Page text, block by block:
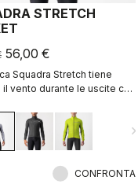
STRETCH
56,00 €
Squadra Stretch tiene
il vento durante le uscite con
i pannelli elasticizzati la
aderire al corpo
il tessuto svolazzante.
CONFRONTA